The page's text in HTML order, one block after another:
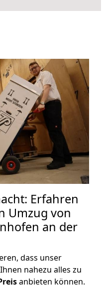
Erfahren
Umzug von
an der
dass unser
nahezu alles zu
anbieten können.